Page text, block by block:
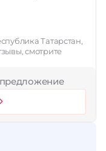
Татарстан,
смотрите